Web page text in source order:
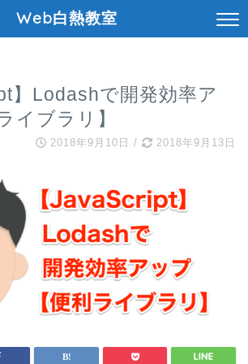
Web白熱教室
】Lodashで開発効率ア
イブラリ】
2018年9月10日 / 2018年9月13日